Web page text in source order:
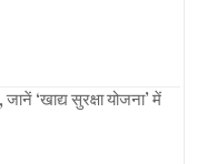
‘खाद्य सुरक्षा योजना’ में